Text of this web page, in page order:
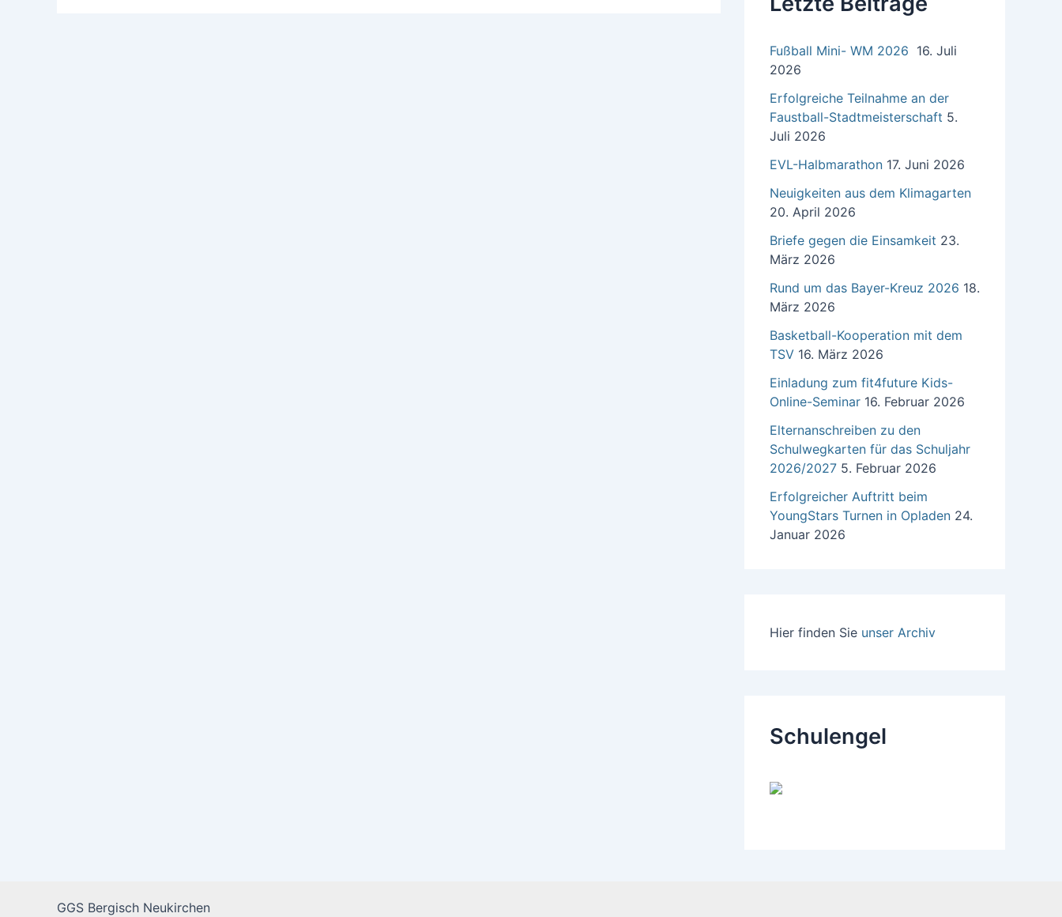
a
:Fußball Mini- WM 2026 16. Juli
2026
Erfolgreiche Teilnahme an der
Faustball-Stadtmeisterschaft 5.
Juli 2026
EVL-Halbmarathon 17. Juni 2026
Neuigkeiten aus dem Klimagarten
20. April 2026
Briefe gegen die Einsamkeit 23.
März 2026
Rund um das Bayer-Kreuz 2026 18.
März 2026
Basketball-Kooperation mit dem
TSV 16. März 2026
Einladung zum fit4future Kids-
Online-Seminar 16. Februar 2026
Elternanschreiben zu den
Schulwegkarten für das Schuljahr
2026/2027 5. Februar 2026
Erfolgreicher Auftritt beim
YoungStars Turnen in Opladen 24.
Januar 2026
Hier finden Sie unser Archiv
Schulengel
GGS Bergisch Neukirchen